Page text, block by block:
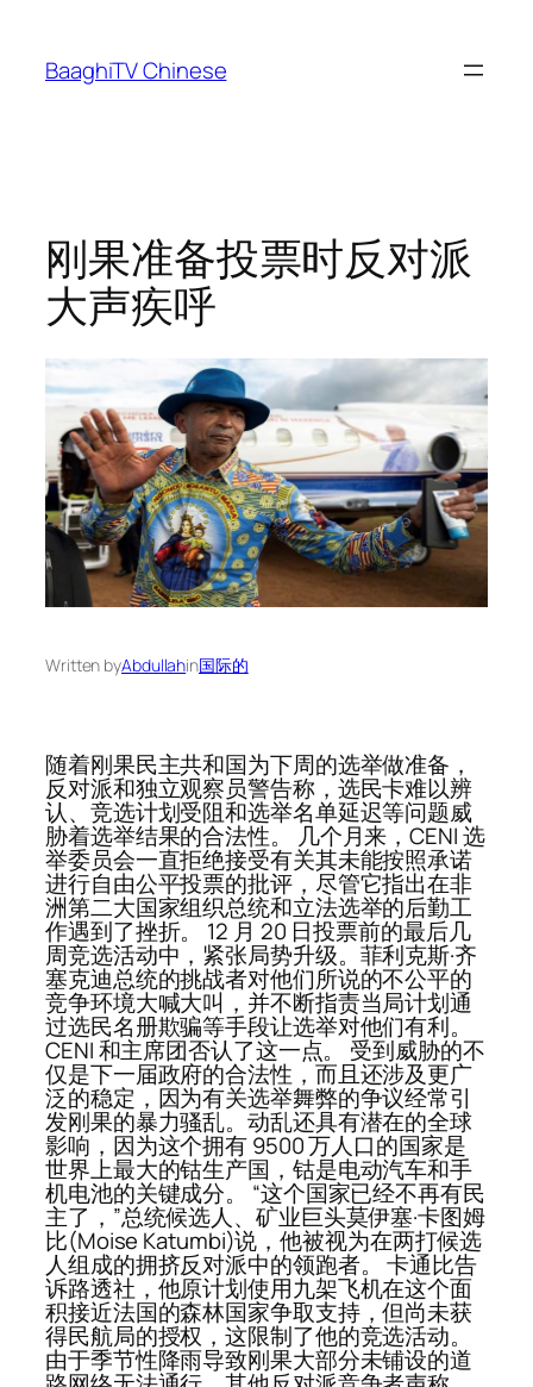
content
BaaghiTV Chinese
刚果准备投票时反对派
大声疾呼
Written byAbdullahin国际的
随着刚果民​​主共和国为下周的选举做准备，
反对派和独立观察员警告称，选民卡难以辨
认、竞选计划受阻和选举名单延迟等问题威
胁着选举结果的合法性。 几个月来，CENI 选
举委员会一直拒绝接受有关其未能按照承诺
进行自由公平投票的批评，尽管它指出在非
洲第二大国家组织总统和立法选举的后勤工
作遇到了挫折。 12 月 20 日投票前的最后几
周竞选活动中，紧张局势升级。菲利克斯·齐
塞克迪总统的挑战者对他们所说的不公平的
竞争环境大喊大叫，并不断指责当局计划通
过选民名册欺骗等手段让选举对他们有利。
CENI 和主席团否认了这一点。 受到威胁的不
仅是下一届政府的合法性，而且还涉及更广
泛的稳定，因为有关选举舞弊的争议经常引
发刚果的暴力骚乱。动乱还具有潜在的全球
影响，因为这个拥有 9500 万人口的国家是
世界上最大的钴生产国，钴是电动汽车和手
机电池的关键成分。 “这个国家已经不再有民
主了，”总统候选人、矿业巨头莫伊塞·卡图姆
比(Moise Katumbi)说，他被视为在两打候选
人组成的拥挤反对派中的领跑者。 卡通比告
诉路透社，他原计划使用九架飞机在这个面
积接近法国的森林国家争取支持，但尚未获
得民航局的授权，这限制了他的竞选活动。
由于季节性降雨导致刚果大部分未铺设的道